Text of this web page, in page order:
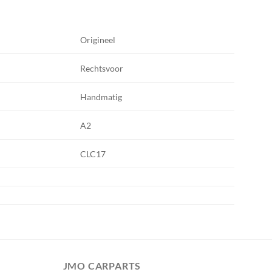
Origineel
Rechtsvoor
Handmatig
A2
CLC17
JMO CARPARTS